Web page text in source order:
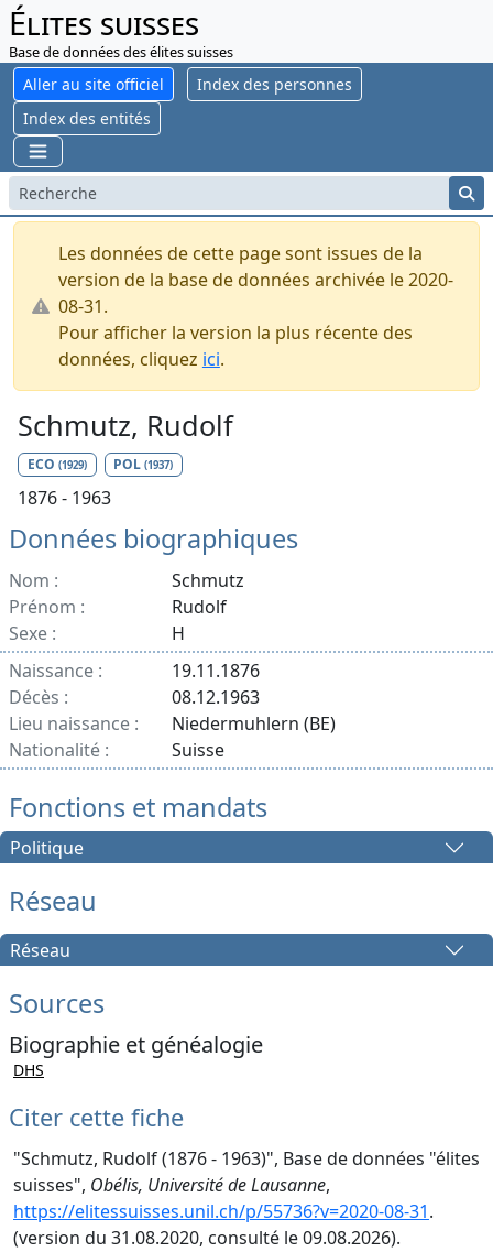
Élites suisses
Base de données des élites suisses
Aller au site officiel
Index des personnes
Index des entités
Les données de cette page sont issues de la
version de la base de données archivée le 2020-
08-31.
Pour afficher la version la plus récente des
données, cliquez ici.
Schmutz, Rudolf
ECO (1929) POL(1937)
1876 - 1963
Données biographiques
Nom :
Schmutz
Prénom :
Rudolf
Sexe :
H
Naissance :
19.11.1876
Décès :
08.12.1963
Lieu naissance :
Niedermuhlern (BE)
Nationalité :
Suisse
Fonctions et mandats
Politique
Réseau
Réseau
Sources
Biographie et généalogie
DHS
Citer cette fiche
"Schmutz, Rudolf (1876 - 1963)", Base de données "élites
suisses", Obélis, Université de Lausanne,
https://elitessuisses.unil.ch/p/55736?v=2020-08-31.
(version du 31.08.2020, consulté le 09.08.2026).